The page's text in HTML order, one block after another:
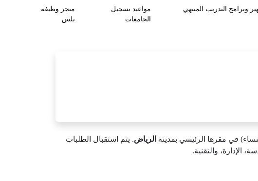
وبرامج التدريب المنتهي
مواعيد تسجيل
الجامعات
متجر وظيفة
بلس
في مقرها الرئيسي بمدينة الرياض. يتم استقبال الطلبات
الإدارة، والتقنية.